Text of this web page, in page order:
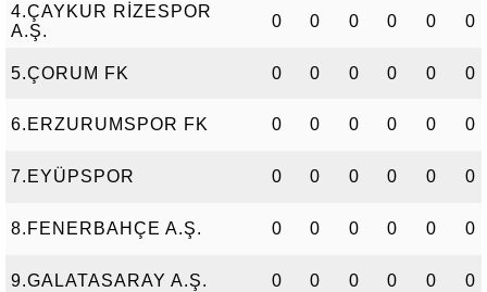
4.ÇAYKUR RİZESPOR
A.Ş.
0 0 0 0 0 0
5.ÇORUM FK 0 0 0 0 0 0
6.ERZURUMSPOR FK 0 0 0 0 0 0
7.EYÜPSPOR 0 0 0 0 0 0
8.FENERBAHÇE A.Ş. 0 0 0 0 0 0
9.GALATASARAY A.Ş. 0 0 0 0 0 0